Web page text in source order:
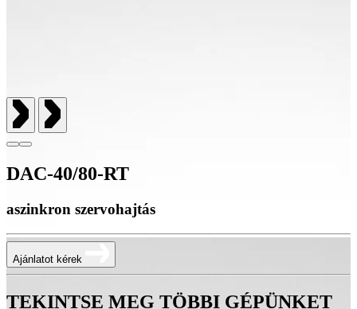
DAC-40/80-RT
aszinkron szervohajtás
Ajánlatot kérek
TEKINTSE MEG TÖBBI GÉPÜNKET